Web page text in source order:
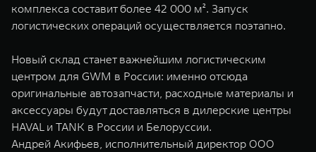
WEY 07
Расширяя границы комфорта
от 6 149 000 ₽ от 5 699
комплекса составит более 42 000 м². Запуск
логистических операций осуществляется поэтапно.
Новый склад станет важнейшим логистическим
центром для GWM в России: именно отсюда
оригинальные автозапчасти, расходные материалы и
аксессуары будут доставляться в дилерские центры
HAVAL и TANK в России и Белоруссии.
Андрей Акифьев, исполнительный директор ООО